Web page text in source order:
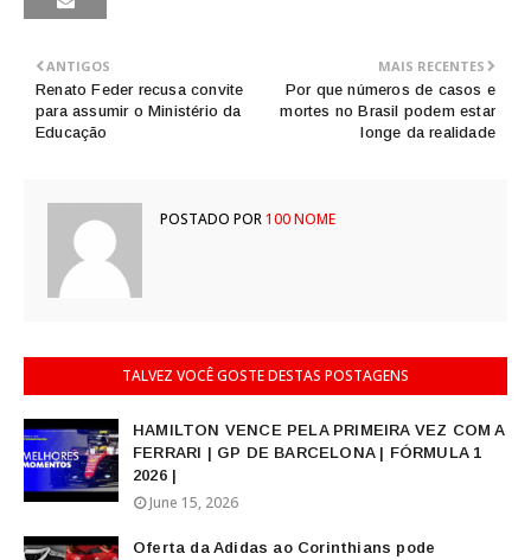
MAIS RECENTES
Por que números de casos e
mortes no Brasil podem estar
longe da realidade
ANTIGOS
Renato Feder recusa convite
para assumir o Ministério da
Educação
POSTADO POR100 NOME
TALVEZ VOCÊ GOSTE DESTAS POSTAGENS
HAMILTON VENCE PELA PRIMEIRA VEZ COM A
FERRARI | GP DE BARCELONA | FÓRMULA 1
2026 |
June 15, 2026
Oferta da Adidas ao Corinthians pode